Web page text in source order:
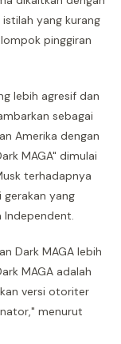
yang kurang
pinggiran
lebih agresif dan
sebagai
Amerika dengan
MAGA" dimulai
terhadapnya
yang
Independent.
Dark MAGA lebih
MAGA adalah
versi otoriter
menurut